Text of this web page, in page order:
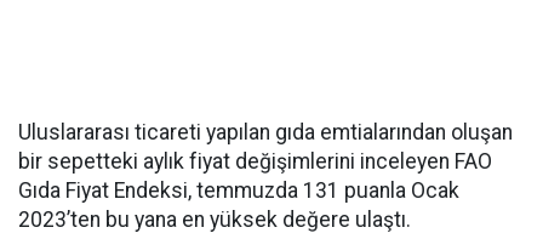
Uluslararası ticareti yapılan gıda emtialarından oluşan
bir sepetteki aylık fiyat değişimlerini inceleyen FAO
Gıda Fiyat Endeksi, temmuzda 131 puanla Ocak
2023’ten bu yana en yüksek değere ulaştı.